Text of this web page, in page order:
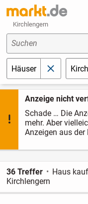
Kirchlengern
Anzeige nicht
Schade … Die
mehr. Aber
Anzeigen aus der
Suchen
Häuser schließen
36 Treffer
Haus
Kirchlengern